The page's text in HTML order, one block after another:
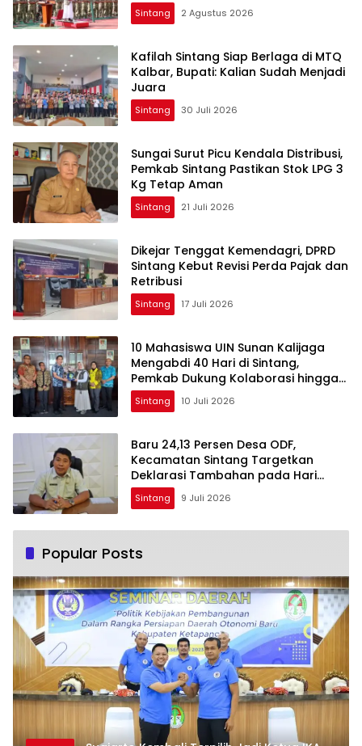
Sintang 2 Agustus 2026
Kafilah Sintang Siap Berlaga di MTQ
Kalbar, Bupati: Kalian Sudah Menjadi
Juara
Sintang 30 Juli 2026
Sungai Surut Picu Kendala Distribusi,
Pemkab Sintang Pastikan Stok LPG 3
Kg Tetap Aman
Sintang 21 Juli 2026
Dikejar Tenggat Kemendagri, DPRD
Sintang Kebut Revisi Perda Pajak dan
Retribusi
Sintang 17 Juli 2026
10 Mahasiswa UIN Sunan Kalijaga
Mengabdi 40 Hari di Sintang,
Pemkab Dukung Kolaborasi hingga
Pendampingan Berkelanjutan
Sintang 10 Juli 2026
Baru 24,13 Persen Desa ODF,
Kecamatan Sintang Targetkan
Deklarasi Tambahan pada Hari
Kesehatan Nasional
Sintang 9 Juli 2026
Popular Posts